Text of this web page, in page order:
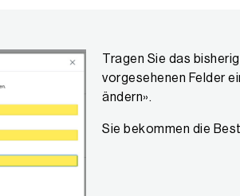
Tragen Sie das
vorgesehenen Felder
ändern».
Sie bekommen die